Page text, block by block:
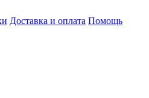
Доставка и оплата Помощь